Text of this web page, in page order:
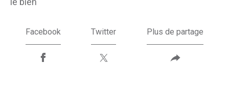
Facebook Twitter Plus de partage